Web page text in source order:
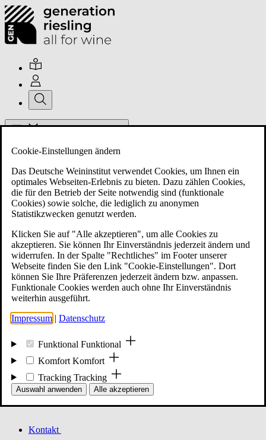
Über uns
Mitglieder
Mitglied werden
Events
Unsere Meldungen
Kontakt
Cookie-Einstellungen ändern
Das Deutsche Weininstitut verwendet Cookies, um Ihnen ein
optimales Webseiten-Erlebnis zu bieten. Dazu zählen Cookies,
die für den Betrieb der Seite notwendig sind (funktionale
Cookies) sowie solche, die lediglich zu anonymen
Statistikzwecken genutzt werden.
Klicken Sie auf "Alle akzeptieren", um alle Cookies zu
akzeptieren. Sie können Ihr Einverständnis jederzeit ändern und
widerrufen. In der Spalte "Rechtliches" im Footer unserer
Webseite finden Sie den Link "Cookie-Einstellungen". Dort
können Sie Ihre Präferenzen jederzeit ändern bzw. anpassen.
Funktionale Cookies werden auch ohne Ihr Einverständnis
weiterhin ausgeführt.
Impressum | Datenschutz
Funktional Funktional
Komfort Komfort
Tracking Tracking
Auswahl anwenden Alle akzeptieren